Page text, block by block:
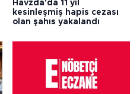
Havzda'da 11 yıl
kesinleşmiş hapis cezası
olan şahıs yakalandı